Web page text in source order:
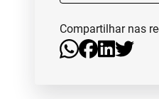
Compartilhar nas